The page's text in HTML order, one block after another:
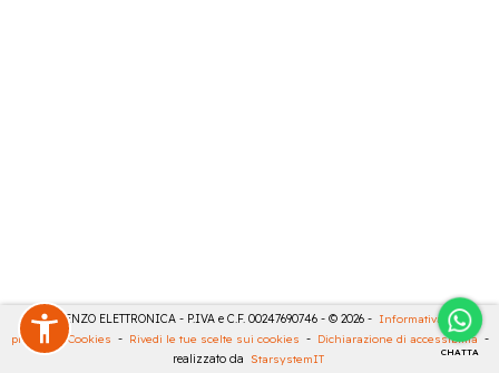
CHATTA
DE LORENZO ELETTRONICA - P.IVA e C.F. 00247690746 - © 2026 - Informativa sulla
privacy
Cookies - Rivedi le tue scelte sui cookies - Dichiarazione di accessibilità -
realizzato da StarsystemIT